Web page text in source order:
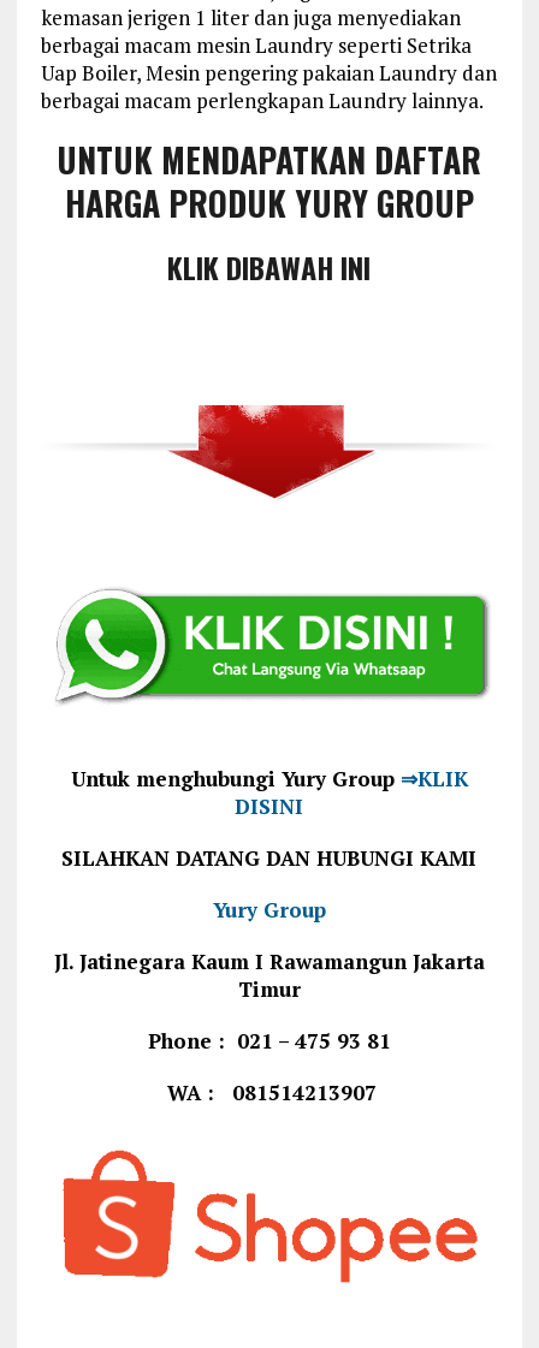
kemasan jerigen 1 liter dan juga menyediakan
berbagai macam mesin Laundry seperti Setrika
Uap Boiler, Mesin pengering pakaian Laundry dan
berbagai macam perlengkapan Laundry lainnya.
UNTUK MENDAPATKAN DAFTAR
HARGA PRODUK YURY GROUP
KLIK DIBAWAH INI
Untuk menghubungi Yury Group⇒KLIK
DISINI
SILAHKAN DATANG DAN HUBUNGI KAMI
Yury Group
Jl. Jatinegara Kaum I Rawamangun Jakarta
Timur
Phone : 021 – 475 93 81
WA : 081514213907